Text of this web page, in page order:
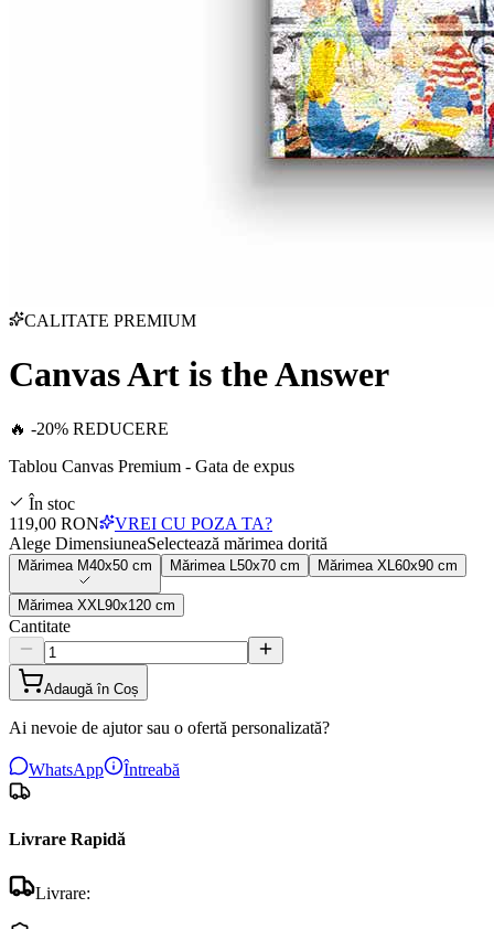
CALITATE PREMIUM
Canvas Art is the Answer
🔥 -20% REDUCERE
Tablou Canvas Premium - Gata de expus
În stoc
119,00 RON
VREI CU POZA TA?
Alege DimensiuneaSelectează mărimea dorită
Mărimea M40x50 cm Mărimea 50x70 cm Mărimea XL 60x90 cm
Mărimea XXL 90x120 cm
Cantitate
Adaugă în Coș
Ai nevoie de ajutor sau o ofertă personalizată?
WhatsApp Întreabă
Livrare Rapidă
Livrare: